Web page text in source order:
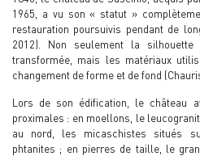
1965, a vu son « statut »
restauration poursuivis pendant de
2012). Non seulement la
transformée, mais les matériaux
changement de forme et de fond
Lors de son édification, le château
proximales : en moellons, le
au nord, les micaschistes situés
phtanites ; en pierres de taille, le